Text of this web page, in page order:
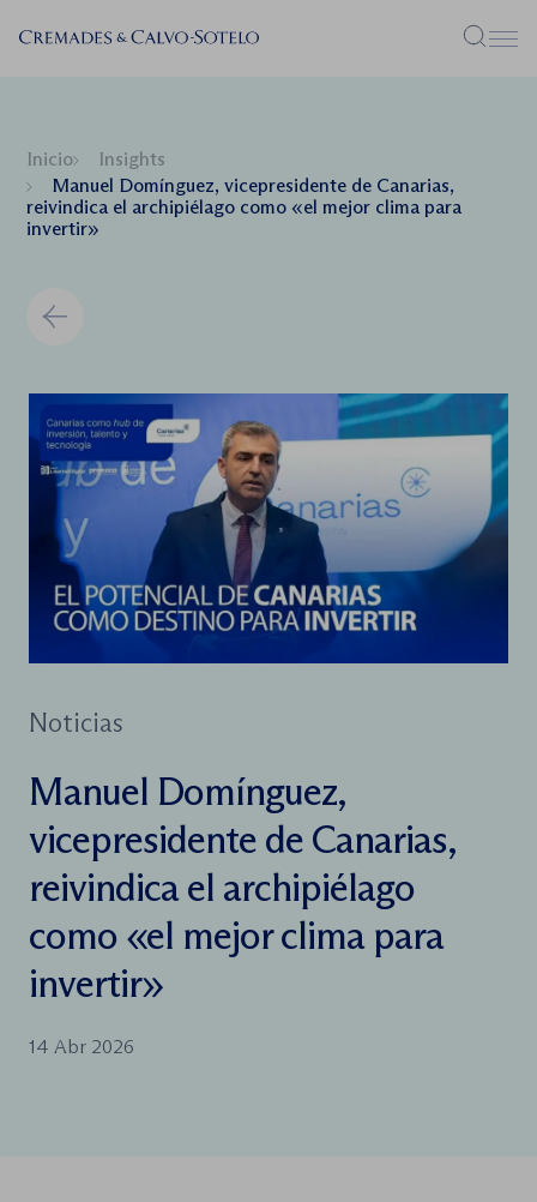
Menú
Inicio
Insights
Manuel Domínguez, vicepresidente de Canarias,
reivindica el archipiélago como «el mejor clima para
invertir»
Noticias
Manuel Domínguez,
vicepresidente de Canarias,
reivindica el archipiélago
como «el mejor clima para
invertir»
14 Abr 2026